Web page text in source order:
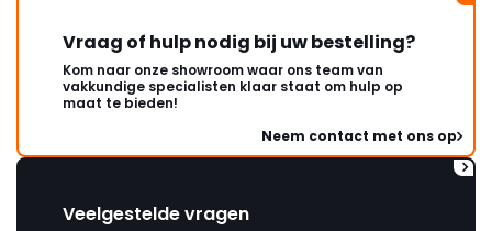
Vraag of hulp nodig bij uw bestelling?
Kom naar onze showroom waar ons team van
vakkundige specialisten klaar staat om hulp op
maat te bieden!
Neem contact met ons op
Veelgestelde vragen